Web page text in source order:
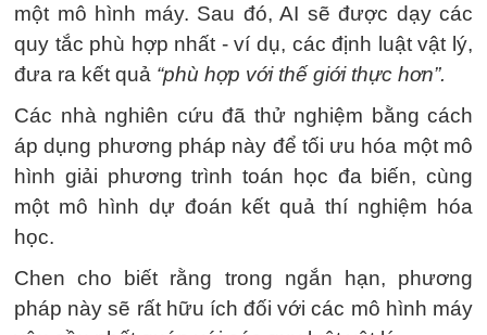
một mô hình máy. Sau đó, AI sẽ được dạy các
quy tắc phù hợp nhất - ví dụ, các định luật vật lý,
đưa ra kết quả “phù hợp với thế giới thực hơn”.
Các nhà nghiên cứu đã thử nghiệm bằng cách
áp dụng phương pháp này để tối ưu hóa một mô
hình giải phương trình toán học đa biến, cùng
một mô hình dự đoán kết quả thí nghiệm hóa
học.
Chen cho biết rằng trong ngắn hạn, phương
pháp này sẽ rất hữu ích đối với các mô hình máy